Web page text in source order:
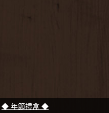
◆ 年節禮盒 ◆